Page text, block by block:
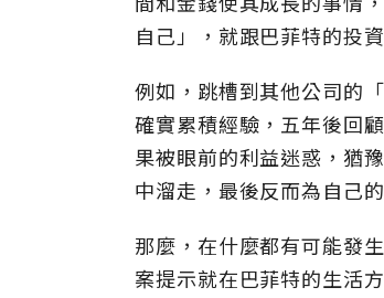
自己」，就跟巴菲特的投
例如，跳槽到其他公司的
確實累積經驗，五年後回
果被眼前的利益迷惑，猶
中溜走，最後反而為自己
那麼，在什麼都有可能發
案提示就在巴菲特的生活